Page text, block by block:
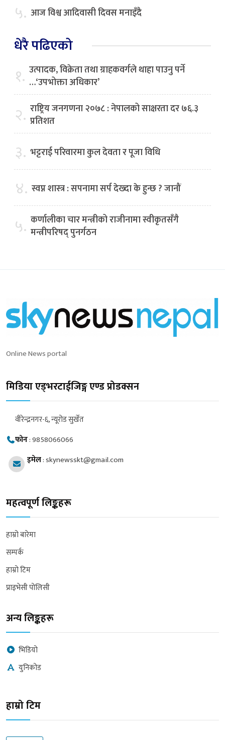
५. आज विश्व आदिवासी दिवस मनाइँदै
धेरै पढिएको
१. उत्पादक, विक्रेता तथा ग्राहकवर्गले थाहा पाउनु पर्ने
…‘उपभोक्ता अधिकार’
२. राष्ट्रिय जनगणना २०७८ : नेपालको साक्षरता दर ७६.३
प्रतिशत
३. भट्टराई परिवारमा कुल देवता र पूजा विधि
४. स्वप्न शास्त्र : सपनामा सर्प देख्दा के हुन्छ ? जानौं
५. कर्णालीका चार मन्त्रीको राजीनामा स्वीकृतसँगै
मन्त्रीपरिषद् पुनर्गठन
Online News portal
मिडिया एड्भरटाईजिङ्ग एण्ड प्रोडक्सन
वीरेन्द्रनगर-६, न्यूरोड सुर्खेत
फोन:9858066066
इमेल:skynewsskt@gmail.com
महत्वपूर्ण लिङ्कहरू
हाम्रो बारेमा
सम्पर्क
हाम्रो टिम
प्राइभेसी पोलिसी
अन्य लिङ्कहरू
भिडियो
युनिकोड
हाम्रो टिम